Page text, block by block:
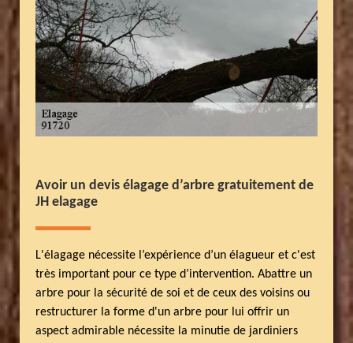
Avoir un devis élagage d’arbre gratuitement de
JH elagage
L'élagage nécessite l’expérience d’un élagueur et c'est
très important pour ce type d’intervention. Abattre un
arbre pour la sécurité de soi et de ceux des voisins ou
restructurer la forme d'un arbre pour lui offrir un
aspect admirable nécessite la minutie de jardiniers